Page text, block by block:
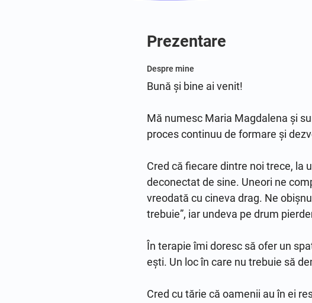
Prezentare
Despre mine
Bună și bine ai venit!
Mă numesc Maria Magdalena și
proces continuu de formare și
Cred că fiecare dintre noi trece, la
deconectat de sine. Uneori ne
vreodată cu cineva drag. Ne
trebuie”, iar undeva pe drum
În terapie îmi doresc să ofer un
ești. Un loc în care nu trebuie să
Cred cu tărie că oamenii au în ei